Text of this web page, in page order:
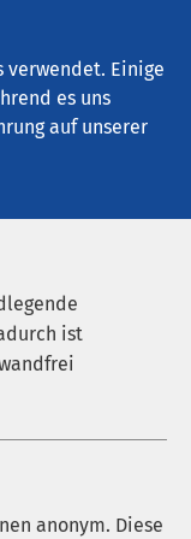
verwendet. Einige
es uns
auf unserer
ist
anonym. Diese